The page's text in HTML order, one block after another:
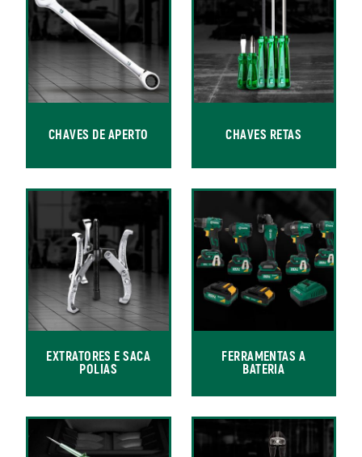
CHAVES DE APERTO CHAVES RETAS
EXTRATORES E SACA
POLIAS
FERRAMENTAS A
BATERIA